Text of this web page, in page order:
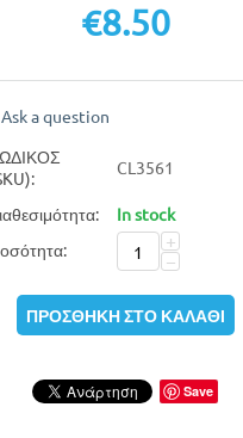
€8.50
Ask a question
CL3561
In stock
+
−
ΠΡΟΣΘΉΚΗ ΣΤΟ ΚΑΛΆΘΙ
Save